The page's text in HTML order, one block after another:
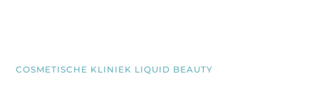
COSMETISCHE KLINIEK LIQUID BEAUTY